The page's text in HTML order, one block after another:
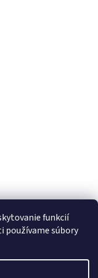
funkcií
používame súbory